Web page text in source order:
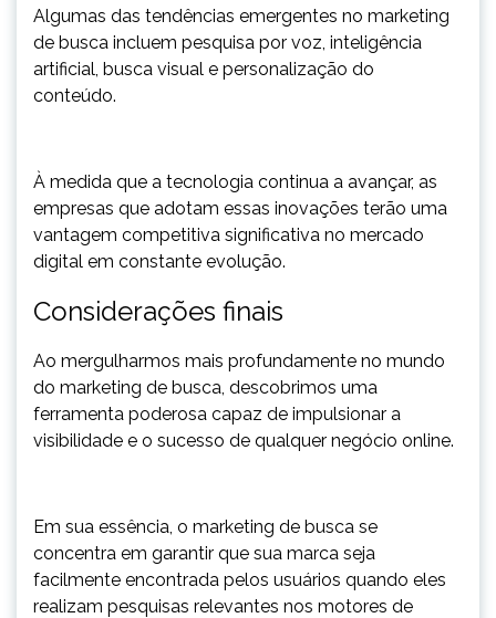
Algumas das tendências emergentes no marketing
de busca incluem pesquisa por voz, inteligência
artificial, busca visual e personalização do
conteúdo.
À medida que a tecnologia continua a avançar, as
empresas que adotam essas inovações terão uma
vantagem competitiva significativa no mercado
digital em constante evolução.
Considerações finais
Ao mergulharmos mais profundamente no mundo
do marketing de busca, descobrimos uma
ferramenta poderosa capaz de impulsionar a
visibilidade e o sucesso de qualquer negócio online.
Em sua essência, o marketing de busca se
concentra em garantir que sua marca seja
facilmente encontrada pelos usuários quando eles
realizam pesquisas relevantes nos motores de